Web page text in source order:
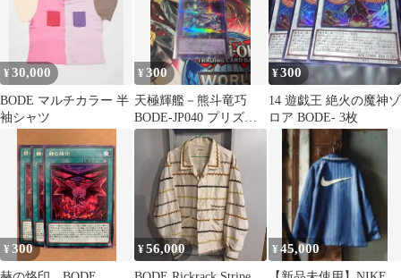
¥30,000
BODE マルチカラー 半
袖シャツ
¥300
天極輝艦－熊斗竜巧
BODE-JP040 プリズマ
ティックシークレット
¥300
14 遊戯王 絶火の魔神ゾ
ロア BODE- 3枚
¥300 ¥56,000 ¥45,000